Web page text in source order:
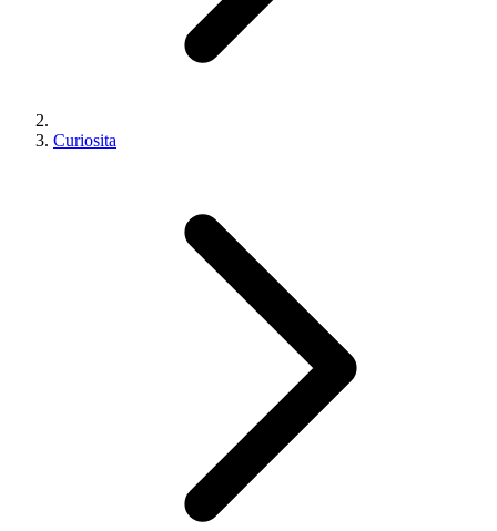
Curiosita